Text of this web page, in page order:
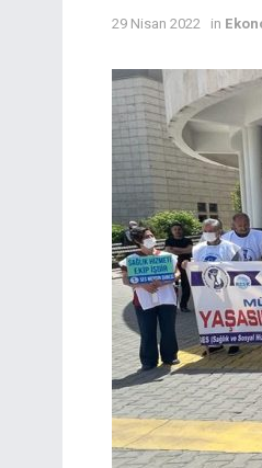
29 Nisan 2022 in